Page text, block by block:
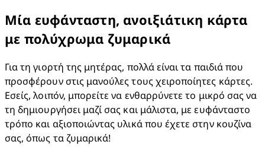
Μία ευφάνταστη, ανοιξιάτικη κάρτα
με πολύχρωμα ζυμαρικά
Για τη γιορτή της μητέρας, πολλά είναι τα παιδιά που
προσφέρουν στις μανούλες τους χειροποίητες κάρτες.
Εσείς, λοιπόν, μπορείτε να ενθαρρύνετε το μικρό σας να
τη δημιουργήσει μαζί σας και μάλιστα, με ευφάνταστο
τρόπο και αξιοποιώντας υλικά που έχετε στην κουζίνα
σας, όπως τα ζυμαρικά!